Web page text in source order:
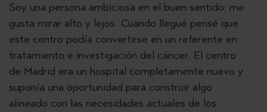
Soy una persona ambiciosa en el buen sentido: me
gusta mirar alto y lejos. Cuando llegué pensé que
este centro podía convertirse en un referente en
tratamiento e investigación del cáncer. El centro
de Madrid era un hospital completamente nuevo y
suponía una oportunidad para construir algo
alineado con las necesidades actuales de los